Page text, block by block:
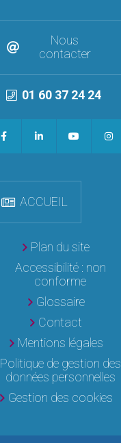
Nous
contacter
01 60 37 24 24
ACCUEIL
Plan du site
Accessibilité : non
conforme
Glossaire
Contact
Mentions légales
Politique de gestion des
données personnelles
Gestion des cookies